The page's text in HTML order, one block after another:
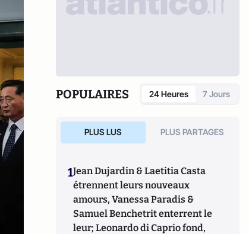
POPULAIRES 24 Heures 7 Jours
PLUS LUS PLUS PARTAGES
1Jean Dujardin & Laetitia Casta
étrennent leurs nouveaux
amours, Vanessa Paradis &
Samuel Benchetrit enterrent le
leur; Leonardo di Caprio fond,